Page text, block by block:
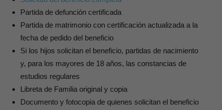
Partida de defunción certificada
Partida de matrimonio con certificación actualizada a la
fecha de pedido del beneficio
Si los hijos solicitan el beneficio, partidas de nacimiento
y, para los mayores de 18 años, las constancias de
estudios regulares
Libreta de Familia original y copia
Documento y fotocopia de quienes solicitan el beneficio